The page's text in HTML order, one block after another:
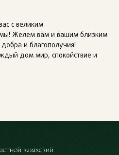
с великим
Желем вам и вашим близким
и благополучия!
дом мир, спокойствие и
казахский